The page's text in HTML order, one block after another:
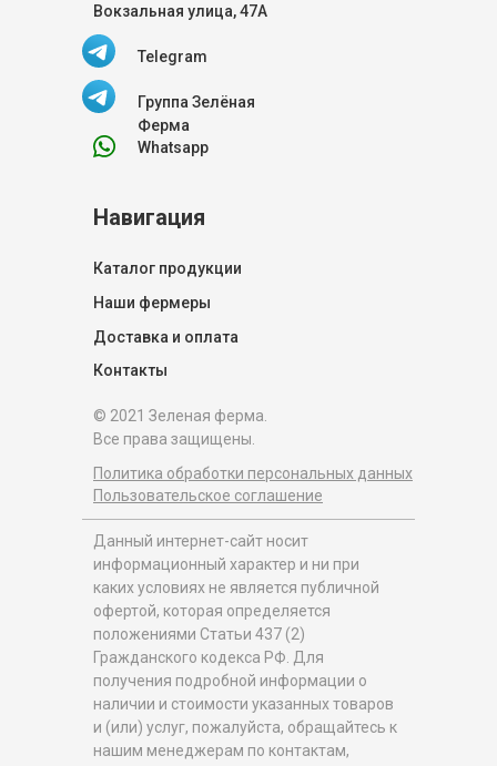
© 2021 Зеленая ферма.
Все права защищены.
Данный интернет-сайт носит
информационный характер и ни при
каких условиях не является публичной
офертой, которая определяется
положениями Статьи 437 (2)
Гражданского кодекса РФ. Для
получения подробной информации о
наличии и стоимости указанных товаров
и (или) услуг, пожалуйста, обращайтесь к
нашим менеджерам по контактам,
Политика обработки персональных данных
Пользовательское соглашение
Вокзальная улица, 47А
Наши фермеры
Доставка и оплата
Контакты
Каталог продукции
Telegram
Группа Зелёная
Ферма
Whatsapp
Навигация